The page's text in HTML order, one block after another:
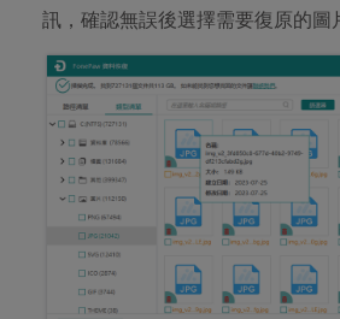
訊，確認無誤後選擇需要復原的圖